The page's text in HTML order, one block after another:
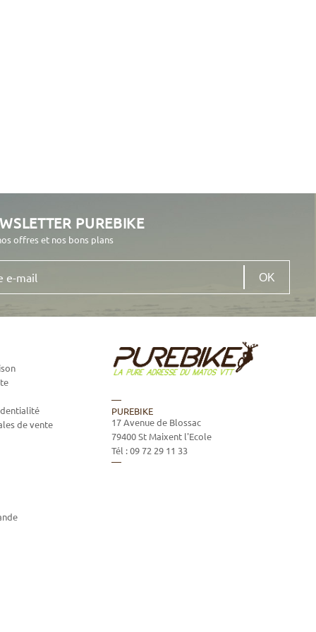
PUREBIKE
offres et nos bons plans
de vente
PUREBIKE
17 Avenue de Blossac
79400St Maixent l'Ecole
Tél :09 72 29 11 33